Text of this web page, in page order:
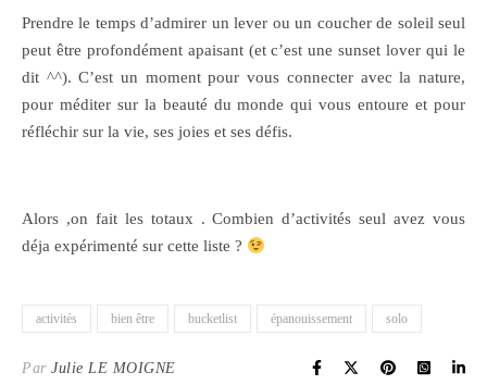
Prendre le temps d’admirer un lever ou un coucher de soleil seul
peut être profondément apaisant (et c’est une sunset lover qui le
dit ^^). C’est un moment pour vous connecter avec la nature,
pour méditer sur la beauté du monde qui vous entoure et pour
réfléchir sur la vie, ses joies et ses défis.
Alors ,on fait les totaux . Combien d’activités seul avez vous
déja expérimenté sur cette liste ?
activités bien être bucketlist épanouissement solo
Par Julie LE MOIGNE